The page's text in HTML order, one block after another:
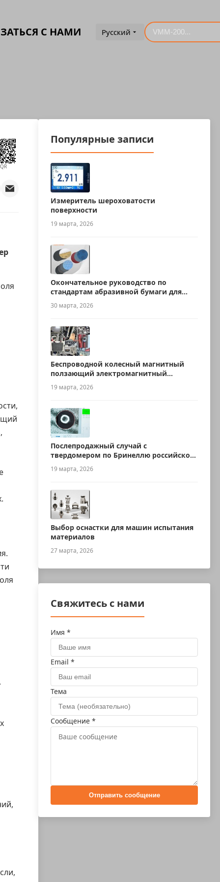
С НАМИ Русский
QR
Популярные записи
Измеритель шероховатости
поверхности
19 марта, 2026
Окончательное руководство по
стандартам абразивной бумаги для
металлографии
30 марта, 2026
Беспроводной колесный магнитный
ползающий электромагнитный
ультразвуковой робот для измерения
толщины
19 марта, 2026
Послепродажный случай с
твердомером по Бринеллю российского
производства
19 марта, 2026
Выбор оснастки для машин испытания
материалов
27 марта, 2026
Свяжитесь с нами
Имя *
Email *
Тема
Сообщение *
Отправить сообщение